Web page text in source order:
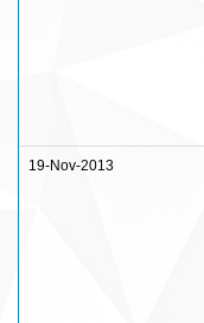
19-Nov-2013